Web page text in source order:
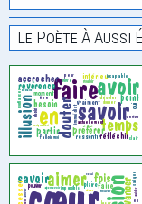
Le Poète À Aussi